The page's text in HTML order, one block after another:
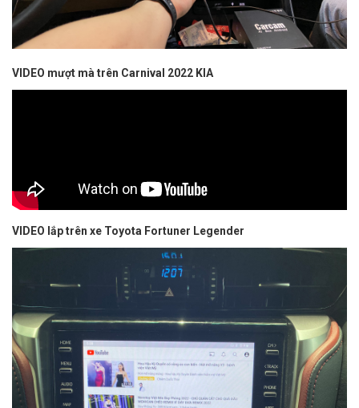
VIDEO mượt mà trên Carnival 2022 KIA
VIDEO lắp trên xe Toyota Fortuner Legender